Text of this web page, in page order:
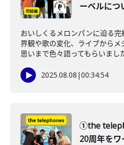
ーベルにつ
おいしくるメロンパンに迫る
界観や歌の変化、ライブから
思いまで色々語ってもらいまし
2025.08.08 |00:34:54
①the
20周年を